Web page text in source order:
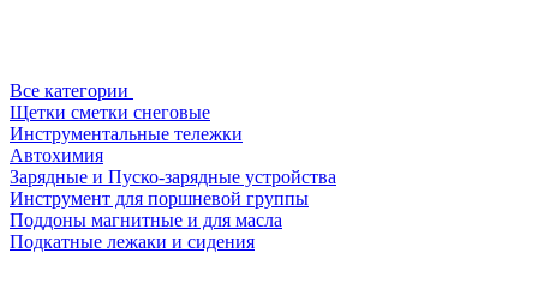
Все категории
Щетки сметки снеговые
Инструментальные тележки
Автохимия
Зарядные и Пуско-зарядные устройства
Инструмент для поршневой группы
Поддоны магнитные и для масла
Подкатные лежаки и сидения